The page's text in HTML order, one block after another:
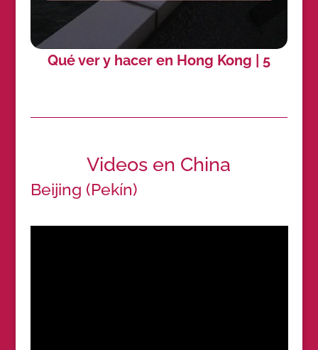
Qué ver y hacer en Hong Kong | 5
Videos en China
Beijing (Pekín)